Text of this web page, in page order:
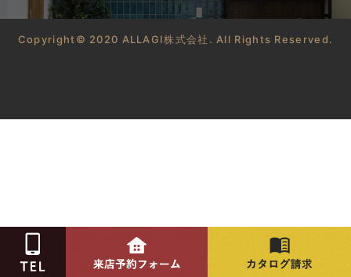
Copyright© 2020 ALLAGI株式会社. All Rights Reserved.